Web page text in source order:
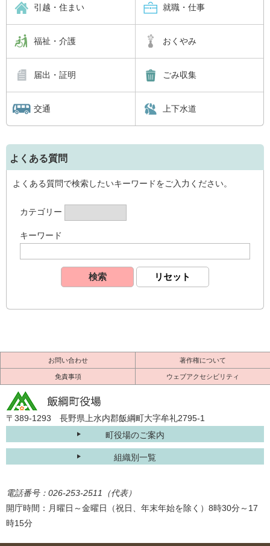
引越・住まい 就職・仕事
福祉・介護 おくやみ
届出・証明 ごみ収集
交通 上下水道
よくある質問
よくある質問で検索したいキーワードをご入力ください。
カテゴリー
キーワード
お問い合わせ 著作権について
免責事項 ウェブアクセシビリティ
〒389-1293 長野県上水内郡飯綱町大字牟礼2795-1
町役場のご案内
組織別一覧
電話番号：026-253-2511（代表）
開庁時間：月曜日～金曜日（祝日、年末年始を除く）8時30分～17
時15分